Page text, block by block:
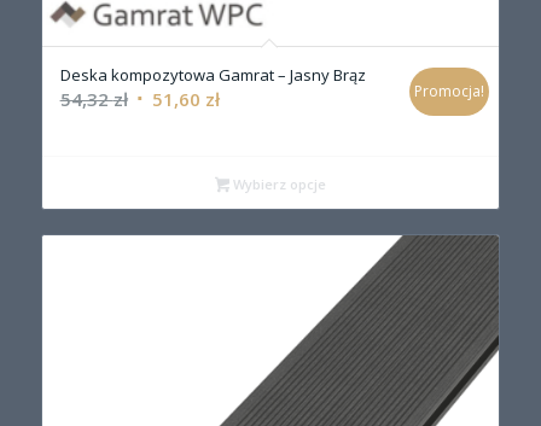
Deska kompozytowa Gamrat – Jasny Brąz
54,32zł 51,60 zł Promocja!
Wybierz opcje